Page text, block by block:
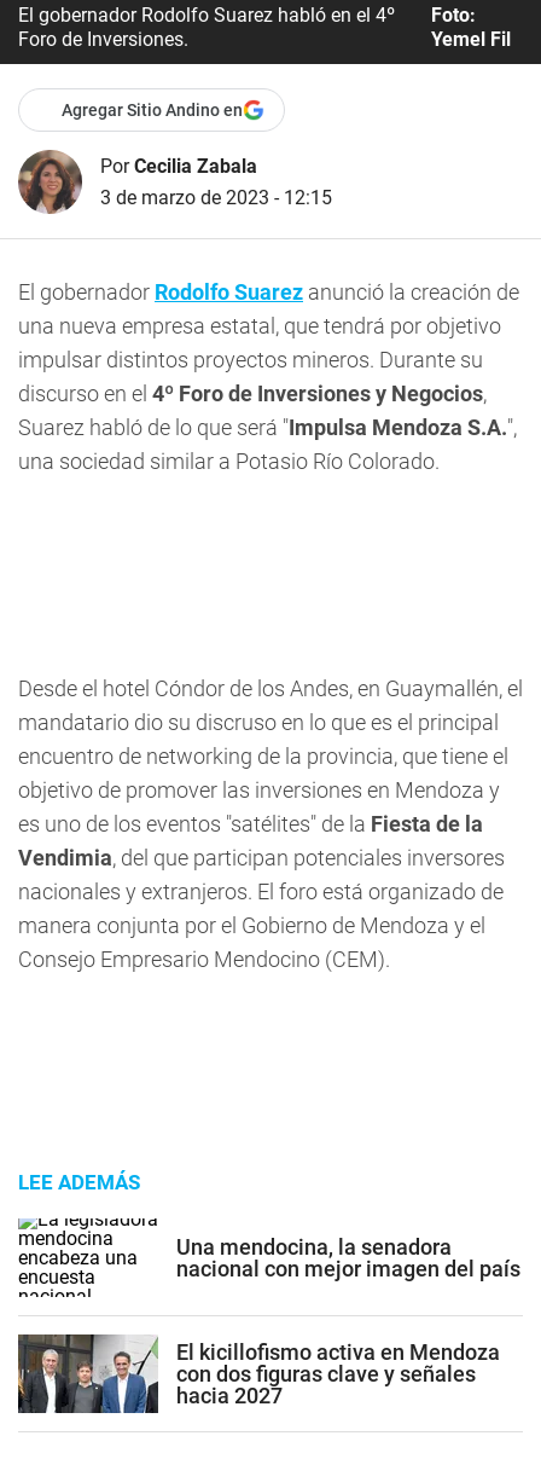
El gobernador Rodolfo Suarez habló en el 4º
Foro de Inversiones.
Foto:
Yemel Fil
Agregar Sitio Andino en
PorCecilia Zabala
3 de marzo de 2023 - 12:15
El gobernador Rodolfo Suarez anunció la creación de
una nueva empresa estatal, que tendrá por objetivo
impulsar distintos proyectos mineros. Durante su
discurso en el 4º Foro de Inversiones y Negocios,
Suarez habló de lo que será "Impulsa Mendoza S.A.",
una sociedad similar a Potasio Río Colorado.
Desde el hotel Cóndor de los Andes, en Guaymallén, el
mandatario dio su discruso en lo que es el principal
encuentro de networking de la provincia, que tiene el
objetivo de promover las inversiones en Mendoza y
es uno de los eventos "satélites" de la Fiesta de la
Vendimia, del que participan potenciales inversores
nacionales y extranjeros. El foro está organizado de
manera conjunta por el Gobierno de Mendoza y el
Consejo Empresario Mendocino (CEM).
LEE ADEMÁS
Una mendocina, la senadora
nacional con mejor imagen del país
El kicillofismo activa en Mendoza
con dos figuras clave y señales
hacia 2027